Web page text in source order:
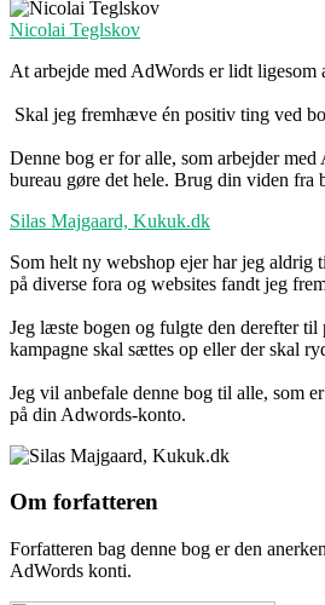
Nicolai Teglskov
At arbejde med AdWords er lidt
Skal jeg fremhæve én positiv ting ved
Denne bog er for alle, som arbejder
bureau gøre det hele. Brug din viden
Silas Majgaard, Kukuk.dk
Som helt ny webshop ejer har jeg aldrig
på diverse fora og websites fandt jeg
Jeg læste bogen og fulgte den derefter
kampagne skal sættes op eller der skal
Jeg vil anbefale denne bog til alle, som
på din Adwords-konto.
Om forfatteren
Forfatteren bag denne bog er den
AdWords konti.